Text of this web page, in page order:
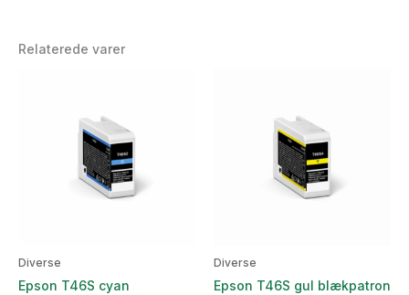
Relaterede varer
Diverse
Epson T46S cyan
Diverse
Epson T46S gul blækpatron